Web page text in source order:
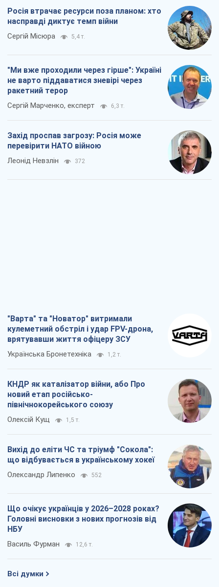
Росія втрачає ресурси поза планом: хто
насправді диктує темп війни
Сергій Місюра 5,4 т.
"Ми вже проходили через гірше": Україні
не варто піддаватися зневірі через
ракетний терор
Сергій Марченко, експерт 6,3 т.
Захід проспав загрозу: Росія може
перевірити НАТО війною
Леонід Невзлін 372
"Варта" та "Новатор" витримали
кулеметний обстріл і удар FPV-дрона,
врятувавши життя офіцеру ЗСУ
Українська Бронетехніка 1,2 т.
КНДР як каталізатор війни, або Про
новий етап російсько-
північнокорейського союзу
Олексій Кущ 1,5 т.
Вихід до еліти ЧС та тріумф "Сокола":
що відбувається в українському хокеї
Олександр Липенко 552
Що очікує українців у 2026–2028 роках?
Головні висновки з нових прогнозів від
НБУ
Василь Фурман 12,6 т.
Всі думки